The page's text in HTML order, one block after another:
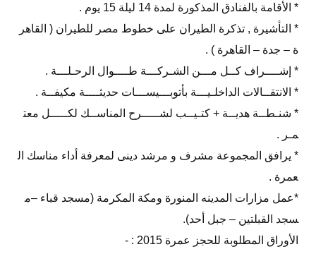
* الأقامة بالفنادق المذكورة لمدة 14 ليلة 15 يوم .
* التأشيرة , تذكرة الطيران على خطوط مصر للطيران ( القاهر
ة – جدة – القاهرة ) .
* إشــــراف كــل مـــن الشـركـــة طــــوال الرحـلـــة .
* الانتقــالات الداخلـيـــة بأتوبـــيســـات حديثــــة مكيفــة .
* شنـطــة هديــة + كتـيــب لشـــــرح المناســك لكـــــل معت
مـر .
* يرافق المجموعة مشرف و مرشد دينى لمعرفة أداء مناسك ال
عمرة .
*عمل مزارات المدينه المنورة ومكة المكرمة (مسجد قباء –م
سجد القبلتين – جبل أحد).
الأوراق المطلوبة للحجز عمرة 2015 : -